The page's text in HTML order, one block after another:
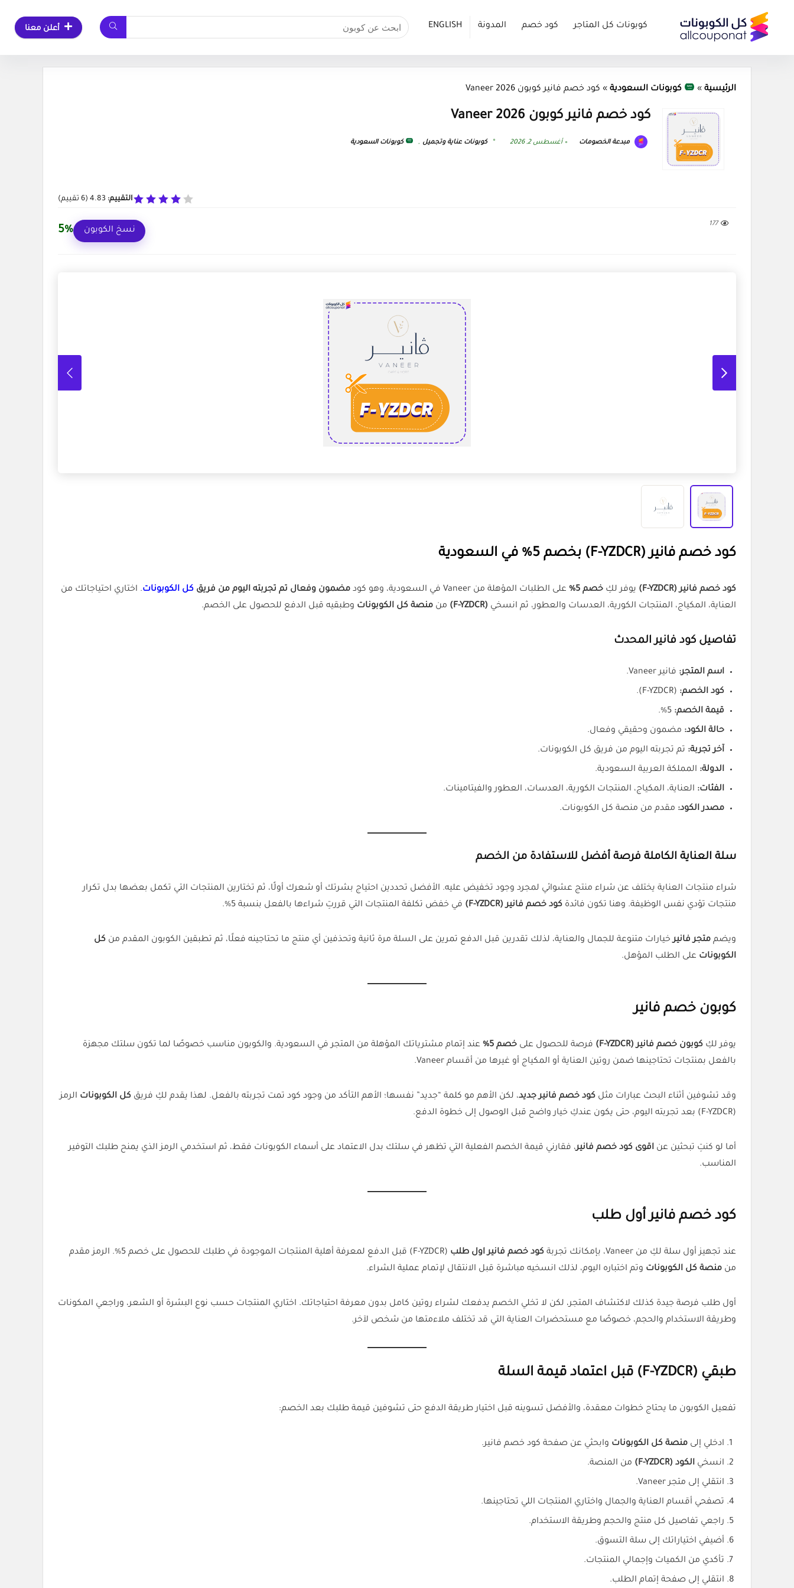
كوبونات كل المتاجر كود خصم المدونة ENGLISH أعلن معنا
الرئيسية » كوبونات السعودية » كود خصم فانير كوبون Vaneer 2026
كود خصم فانير كوبون Vaneer 2026
مبدعة الخصومات أغسطس 2, 2026 كوبونات عناية وتجميل , كوبونات السعودية
التقييم: 4.83
(
6 تقييم)
177
5% نسخ الكوبون
كود خصم فانير (F-YZDCR) بخصم 5% في السعودية
كود خصم فانير (F-YZDCR) يوفر لكِ خصم 5% على الطلبات المؤهلة من Vaneer في السعودية، وهو كود مضمون وفعال تم تجربته اليوم من فريق كل الكوبونات. اختاري احتياجاتك من
العناية، المكياج، المنتجات الكورية، العدسات والعطور، ثم انسخي (F-YZDCR) من منصة كل الكوبونات وطبقيه قبل الدفع للحصول على الخصم.
تفاصيل كود فانير المحدث
اسم المتجر: فانير Vaneer.
كود الخصم: (F-YZDCR).
قيمة الخصم:
حالة الكود: مضمون وحقيقي وفعال.
آخر تجربة: تم تجربته اليوم من فريق كل الكوبونات.
الدولة: المملكة العربية السعودية.
الفئات: العناية، المكياج، المنتجات الكورية، العدسات، العطور والفيتامينات.
مصدر الكود: مقدم من منصة كل الكوبونات.
سلة العناية الكاملة فرصة أفضل للاستفادة من الخصم
شراء منتجات العناية يختلف عن شراء منتج عشوائي لمجرد وجود تخفيض عليه. الأفضل تحددين احتياج بشرتك أو شعرك أولًا، ثم تختارين المنتجات التي تكمل بعضها بدل تكرار
منتجات تؤدي نفس الوظيفة. وهنا تكون فائدة كود خصم فانير (F-YZDCR) في خفض تكلفة المنتجات التي قررتِ شراءها بالفعل بنسبة 5%.
ويضم متجر فانيرخيارات متنوعة للجمال والعناية، لذلك تقدرين قبل الدفع تمرين على السلة مرة ثانية وتحذفين أي منتج ما تحتاجينه فعلًا، ثم تطبقين الكوبون المقدم من كل
الكوبونات على الطلب المؤهل.
كوبون خصم فانير
يوفر لكِ كوبون خصم فانير (F-YZDCR) فرصة للحصول على خصم 5%
عند إتمام مشترياتك المؤهلة من المتجر في السعودية. والكوبون مناسب خصوصًا لما تكون سلتك مجهزة
بالفعل بمنتجات تحتاجينها ضمن روتين العناية أو المكياج أو غيرها من أقسام Vaneer.
وقد تشوفين أثناء البحث عبارات مثل كود خصم فانير جديد، لكن الأهم مو كلمة “جديد” نفسها؛ الأهم التأكد من وجود كود تمت تجربته بالفعل. لهذا يقدم لكِ فريق كل الكوبونات الرمز
(F-YZDCR) بعد تجربته اليوم، حتى يكون عندكِ خيار واضح قبل الوصول إلى خطوة الدفع.
أما لو كنتِ تبحثين عن اقوى كود خصم فانير، فقارني قيمة الخصم الفعلية التي تظهر في سلتك بدل الاعتماد على أسماء الكوبونات فقط، ثم استخدمي الرمز الذي يمنح طلبك التوفير
المناسب.
كود خصم فانير أول طلب
عند تجهيز أول سلة لكِ من Vaneer، بإمكانك تجربة كود خصم فانير اول طلب
(F-YZDCR) قبل الدفع لمعرفة أهلية المنتجات الموجودة في طلبك للحصول على خصم 5%. الرمز مقدم
من منصة كل الكوبونات وتم اختباره اليوم، لذلك انسخيه مباشرة قبل الانتقال لإتمام عملية الشراء.
أول طلب فرصة جيدة كذلك لاكتشاف المتجر، لكن لا تخلي الخصم يدفعك لشراء روتين كامل بدون معرفة احتياجاتك. اختاري المنتجات حسب نوع البشرة أو الشعر، وراجعي المكونات
وطريقة الاستخدام والحجم، خصوصًا مع مستحضرات العناية التي قد تختلف ملاءمتها من شخص لآخر.
طبقي (F-YZDCR) قبل اعتماد قيمة السلة
تفعيل الكوبون ما يحتاج خطوات معقدة، والأفضل تسوينه قبل اختيار طريقة الدفع حتى تشوفين قيمة طلبك بعد الخصم:
ادخلي إلى منصة كل الكوبونات وابحثي عن صفحة كود خصم فانير.
انسخي الكود (F-YZDCR) من المنصة.
انتقلي إلى متجر Vaneer.
تصفحي أقسام العناية والجمال واختاري المنتجات اللي تحتاجينها.
راجعي تفاصيل كل منتج والحجم وطريقة الاستخدام.
أضيفي اختياراتك إلى سلة التسوق.
تأكدي من الكميات وإجمالي المنتجات.
انتقلي إلى صفحة إتمام الطلب.